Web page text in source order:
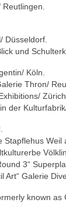
Düsseldorf.
und
Köln.
Thron/
der
Stapflehus Weil
3“
Art“ Galerie
known as